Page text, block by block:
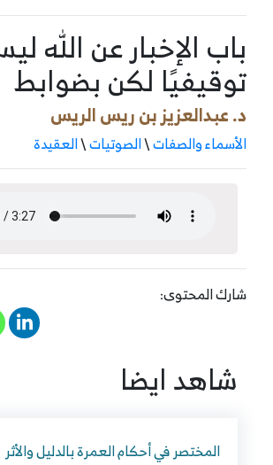
باب الإخبار عن الله
توقيفيًا لكن بضوابط
د. عبدالعزيز بن ريس الريس
الأسماء والصفات\الصوتيات\العقيدة
شارك المحتوى:
شاهد ايضا
المختصر في أحكام العمرة بالدليل والأثر